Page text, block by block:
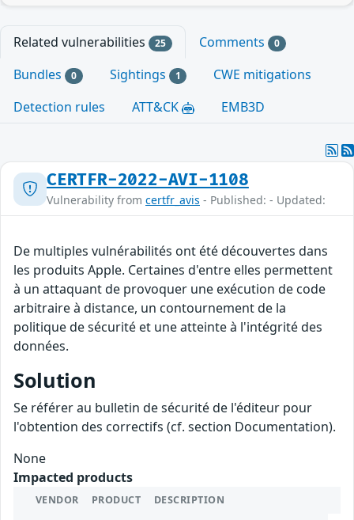
Related vulnerabilities 25 Comments 0
Bundles 0 Sightings 1
CWE mitigations
Detection rules
ATT&CK EMB3D
CERTFR-2022-AVI-1108
Vulnerability from certfr_avis - Published: - Updated:
De multiples vulnérabilités ont été découvertes dans
les produits Apple. Certaines d'entre elles permettent
à un attaquant de provoquer une exécution de code
arbitraire à distance, un contournement de la
politique de sécurité et une atteinte à l'intégrité des
données.
Solution
Se référer au bulletin de sécurité de l'éditeur pour
l'obtention des correctifs (cf. section Documentation).
None
Impacted products
VENDOR PRODUCT DESCRIPTION